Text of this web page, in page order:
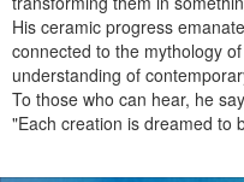
His ceramic progress
connected to the mythology
understanding of
To those who can hear, he
"Each creation is dreamed to